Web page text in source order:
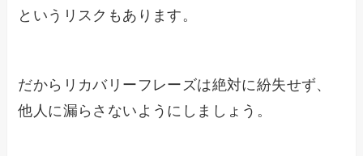
というリスクもあります。
だからリカバリーフレーズは絶対に紛失せず、
他人に漏らさないようにしましょう。